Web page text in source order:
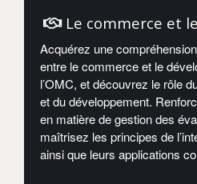
Le commerce et
Acquérez une
entre le commerce et le
l’OMC, et découvrez le rôle
et du développement.
en matière de gestion des
maîtrisez les principes de
ainsi que leurs applications